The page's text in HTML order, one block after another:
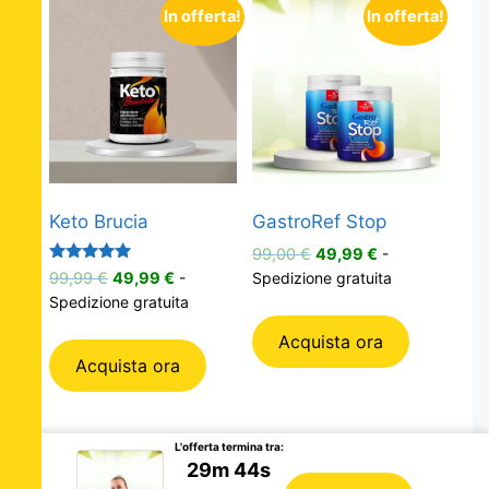
L'offerta termina tra:
29m 43s
In offerta!
Keto Brucia
Valutato
5.00
su 5
99,99€ Il
prezzo
era:
99,99 €.
49,99 € Il
prezzo
è:
49,99 €.
-
Spedizione gratuita
Acquista ora
In offerta!
GastroRef Stop
99,00€ Il
prezzo
era:
99,00 €.
49,99€ Il
prezzo
è:
49,99 €.
-
Spedizione gratuita
Acquista ora